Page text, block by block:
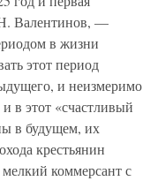
Валентинов, —
в жизни
этот период
и неизмеримо
в этот «счастливый
в будущем, их
крестьянин
мелкий коммерсант с